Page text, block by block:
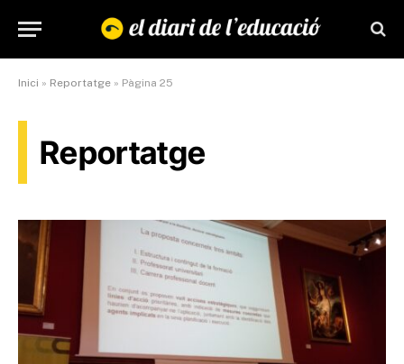
Inici » Reportatge » Pàgina 25
Reportatge